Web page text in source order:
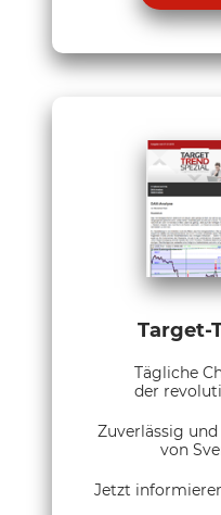
Target-
Tägliche
der
Zuverlässig
von
Jetzt